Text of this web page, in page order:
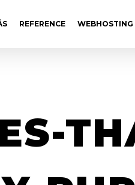
REFERENCE WEBHOSTING